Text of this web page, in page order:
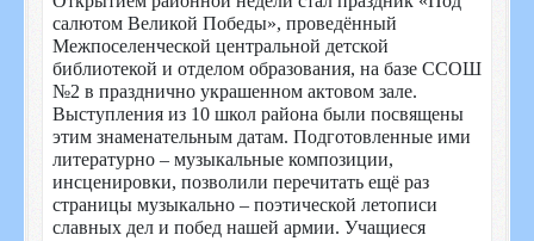
салютом Великой Победы», проведённый
Межпоселенческой центральной детской
библиотекой и отделом образования, на базе ССОШ
№2 в празднично украшенном актовом зале.
Выступления из 10 школ района были посвящены
этим знаменательным датам. Подготовленные ими
литературно – музыкальные композиции,
инсценировки, позволили перечитать ещё раз
страницы музыкально – поэтической летописи
славных дел и побед нашей армии. Учащиеся